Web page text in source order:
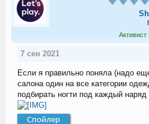
Активист
7 сен 2021
Если я правильно поняла (надо
салона один на все категории
подбирать ногти под каждый наряд
Спойлер